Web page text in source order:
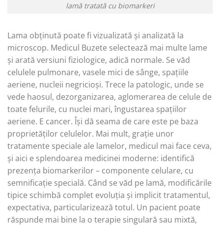
lamă tratată cu biomarkeri
Lama obținută poate fi vizualizată și analizată la
microscop. Medicul Buzete selectează mai multe lame
și arată versiuni fiziologice, adică normale. Se văd
celulele pulmonare, vasele mici de sânge, spațiile
aeriene, nucleii negricioși. Trece la patologic, unde se
vede haosul, dezorganizarea, aglomerarea de celule de
toate felurile, cu nuclei mari, îngustarea spațiilor
aeriene. E cancer. Își dă seama de care este pe baza
proprietăților celulelor. Mai mult, grație unor
tratamente speciale ale lamelor, medicul mai face ceva,
și aici e splendoarea medicinei moderne: identifică
prezența biomarkerilor – componente celulare, cu
semnificație specială. Când se văd pe lamă, modificările
tipice schimbă complet evoluția și implicit tratamentul,
expectativa, particularizează totul. Un pacient poate
răspunde mai bine la o terapie singulară sau mixtă,